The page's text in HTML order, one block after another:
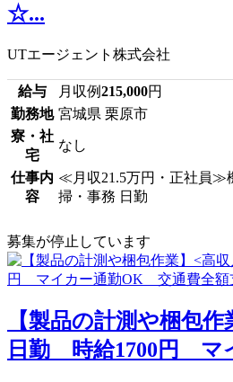
☆...
UTエージェント株式会社
給与 月収例215,000円
勤務地 宮城県 栗原市
寮・社
宅
なし
仕事内
容
≪月収21.5万円・正社員≫
掃・事務 日勤
募集が停止しています
【製品の計測や梱包
日勤 時給1700円 マ